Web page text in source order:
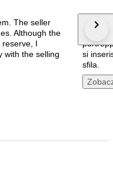
The seller
Although the
I
with the selling
si
sfila.